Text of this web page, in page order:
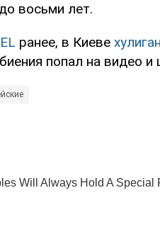
восьми лет.
ранее, в Киеве
попал на видео и